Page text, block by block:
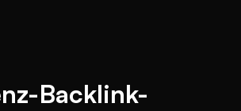
Backlink-